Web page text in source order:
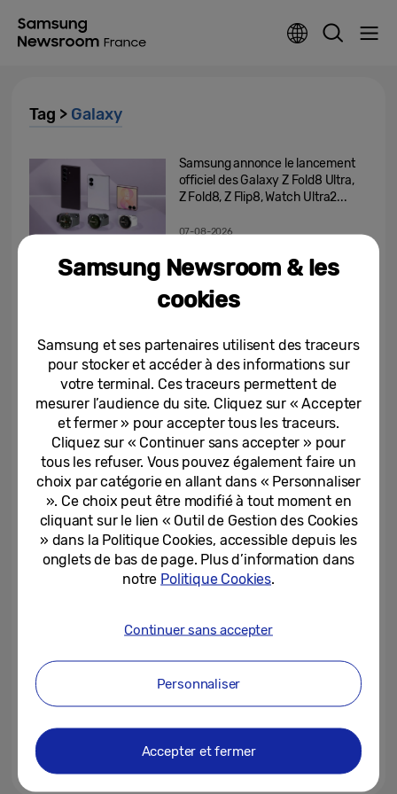
Tag > Galaxy
Samsung annonce le lancement
officiel des Galaxy Z Fold8 Ultra,
Z Fold8, Z Flip8, Watch Ultra2...
07-08-2026
La nouvelle série Galaxy Z de
record de précommandes
La nouvelle série Galaxy Z
plébiscitée par la presse
européenne
06-08-2026
Précommandes : les Français
plébiscitent les nouveaux
Galaxy Z
05-08-2026
Comment profiter pleinement du
[Interview] [Galaxy Unpacked
03-08-2026
Samsung Newsroom & les
cookies
Samsung et ses partenaires utilisent des traceurs
pour stocker et accéder à des informations sur
votre terminal. Ces traceurs permettent de
mesurer l’audience du site. Cliquez sur « Accepter
et fermer » pour accepter tous les traceurs.
Cliquez sur « Continuer sans accepter » pour
tous les refuser. Vous pouvez également faire un
choix par catégorie en allant dans « Personnaliser
». Ce choix peut être modifié à tout moment en
cliquant sur le lien « Outil de Gestion des Cookies
» dans la Politique Cookies, accessible depuis les
onglets de bas de page. Plus d’information dans
notre Politique Cookies.
Continuer sans accepter
Personnaliser
Accepter et fermer